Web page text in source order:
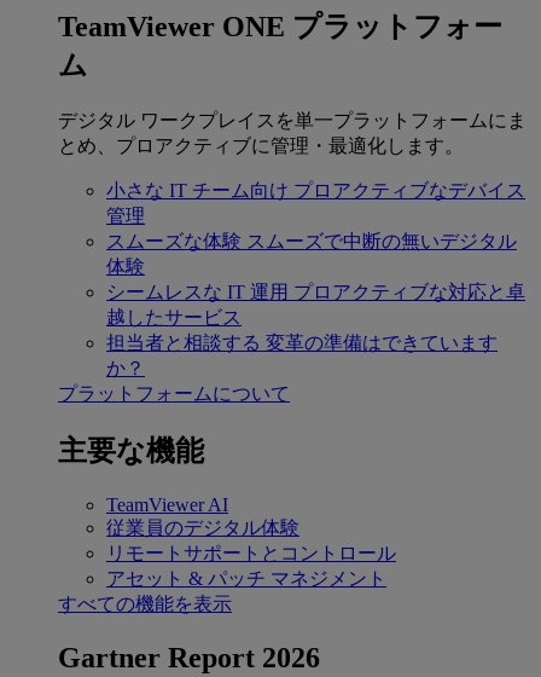
TeamViewer ONE プラットフォー
ム
デジタル ワークプレイスを単一プラットフォームにま
とめ、プロアクティブに管理・最適化します。
小さな IT チーム向け プロアクティブなデバイス
管理
スムーズな体験 スムーズで中断の無いデジタル
体験
シームレスな IT 運用 プロアクティブな対応と卓
越したサービス
担当者と相談する 変革の準備はできています
か？
プラットフォームについて
主要な機能
TeamViewer AI
従業員のデジタル体験
リモートサポートとコントロール
アセット & パッチ マネジメント
すべての機能を表示
Gartner Report 2026